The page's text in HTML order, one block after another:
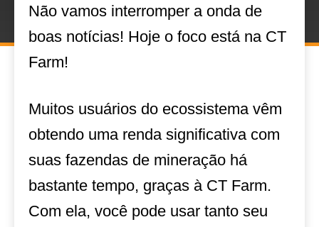
Não vamos interromper a onda de
boas notícias! Hoje o foco está na CT
Farm!
Muitos usuários do ecossistema vêm
obtendo uma renda significativa com
suas fazendas de mineração há
bastante tempo, graças à CT Farm.
Com ela, você pode usar tanto seu